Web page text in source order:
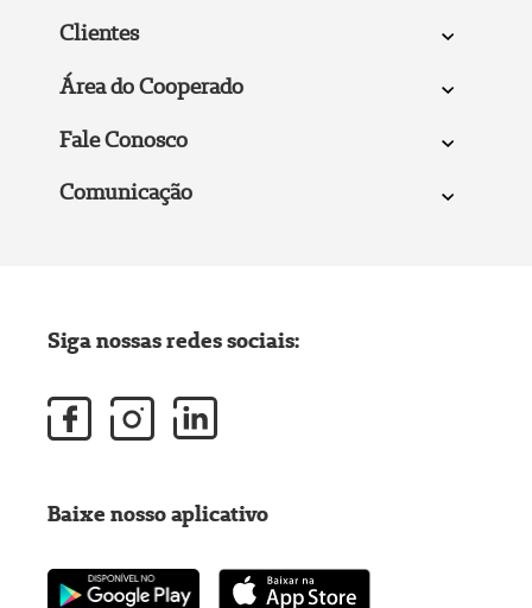
Clientes
Área do Cooperado
Fale Conosco
Comunicação
Siga nossas redes sociais:
Baixe nosso aplicativo